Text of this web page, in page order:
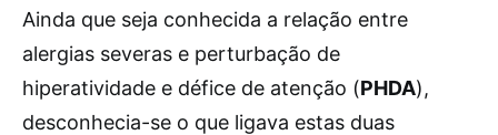
Ainda que seja conhecida a relação entre
alergias severas e perturbação de
hiperatividade e défice de atenção (PHDA),
desconhecia-se o que ligava estas duas